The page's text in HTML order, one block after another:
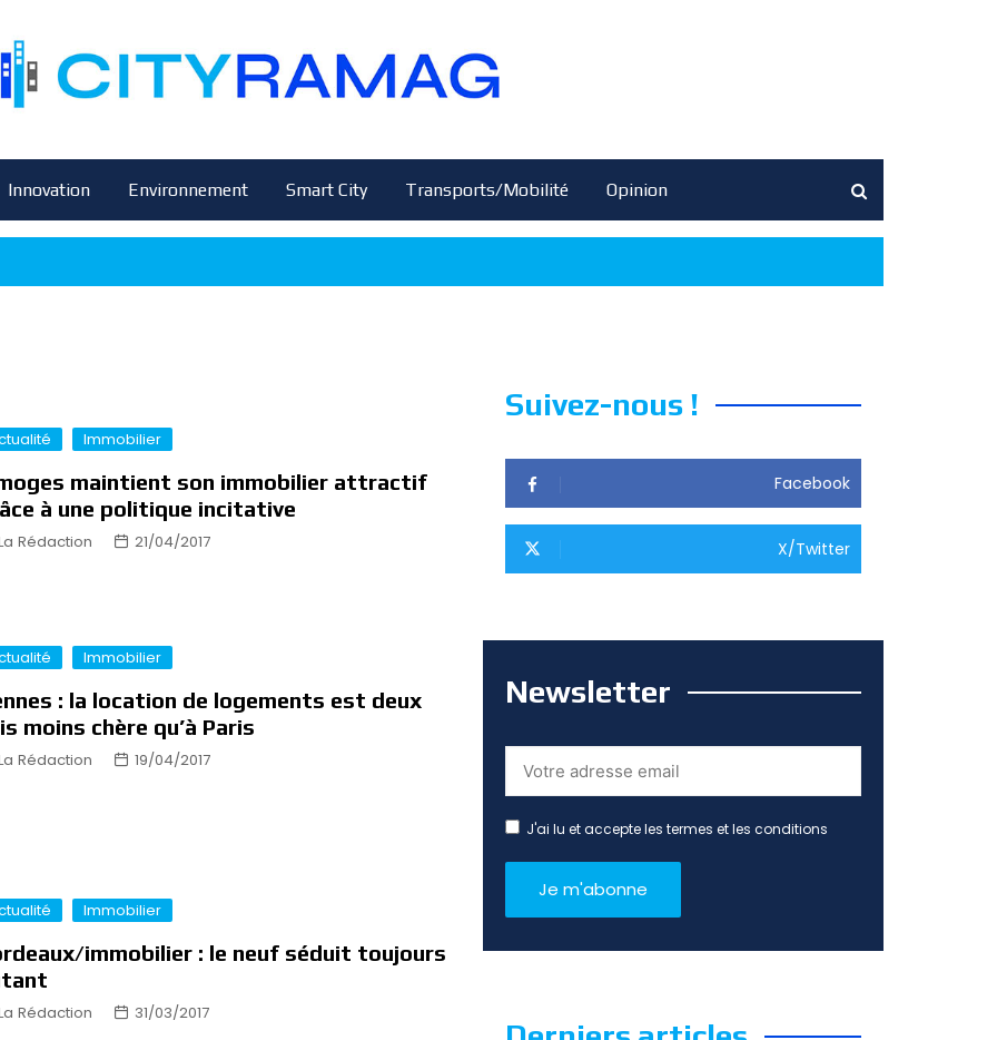
Innovation Environnement Smart City Transports/Mobilité Opinion
Immobilier
maintient son immobilier attractif
à une politique incitative
Rédaction 21/04/2017
Immobilier
: la location de logements est deux
moins chère qu’à Paris
Rédaction 19/04/2017
Immobilier
immobilier : le neuf séduit toujours
Rédaction 31/03/2017
Suivez-nous !
Facebook
X/Twitter
Newsletter
J'ai lu et accepte les termes et les conditions